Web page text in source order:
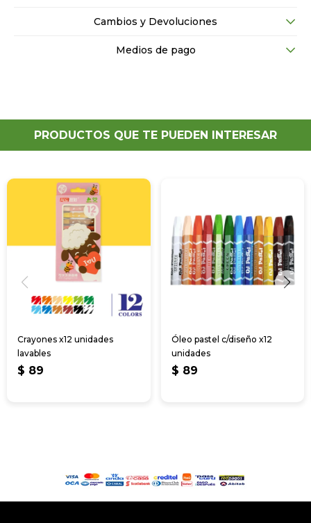
Cambios y Devoluciones
Medios de pago
PRODUCTOS QUE TE PUEDEN INTERESAR
Crayones x12 unidades
lavables
$ 89
Óleo pastel c/diseño x12
unidades
$ 89